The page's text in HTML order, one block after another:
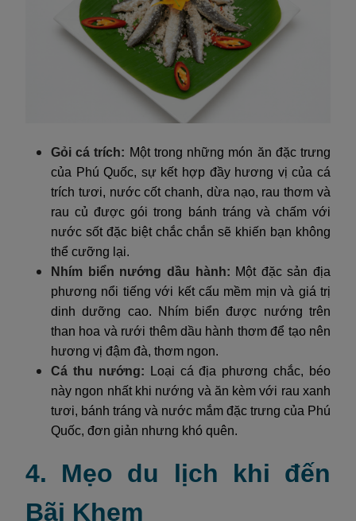
Gỏi cá trích: Một trong những món ăn đặc trưng
của Phú Quốc, sự kết hợp đầy hương vị của cá
trích tươi, nước cốt chanh, dừa nạo, rau thơm và
rau củ được gói trong bánh tráng và chấm với
nước sốt đặc biệt chắc chắn sẽ khiến bạn không
thể cưỡng lại.
Nhím biển nướng dầu hành: Một đặc sản địa
phương nổi tiếng với kết cấu mềm mịn và giá trị
dinh dưỡng cao. Nhím biển được nướng trên
than hoa và rưới thêm dầu hành thơm để tạo nên
hương vị đậm đà, thơm ngon.
Cá thu nướng:
Loại cá địa phương chắc, béo
này ngon nhất khi nướng và ăn kèm với rau xanh
tươi, bánh tráng và nước mắm đặc trưng của Phú
Quốc, đơn giản nhưng khó quên.
4. Mẹo du lịch khi đến
Bãi Khem